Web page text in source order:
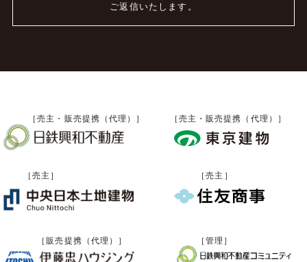
ご返信いたします。
［売主・販売提携（代理）］ ［売主・販売提携（代理）］
［売主］ ［売主］
［販売提携（代理）］ ［管理］